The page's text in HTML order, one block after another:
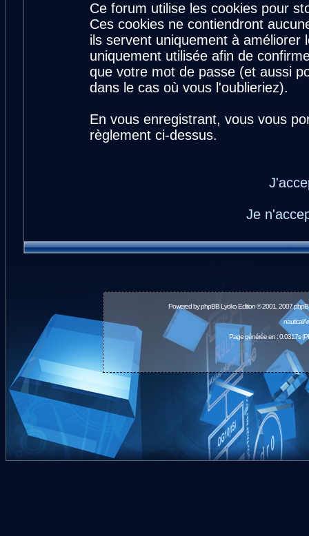
Ce forum utilise les cookies pour
Ces cookies ne contiendront
ils servent uniquement à
uniquement utilisée afin de
que votre mot de passe (et aussi
dans le cas où vous l'oublieriez).
En vous enregistrant, vous vous
règlement ci-dessus.
Je
Powered byphpBBLyoko Edition © 2001, 2007
Page générée en : 0.0317s